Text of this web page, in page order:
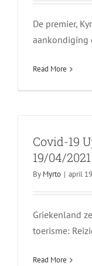
De premier,
aankondiging
Read More
Covid-19
19/04/2021
By Myrto | april
Griekenland
toerisme:
Read More